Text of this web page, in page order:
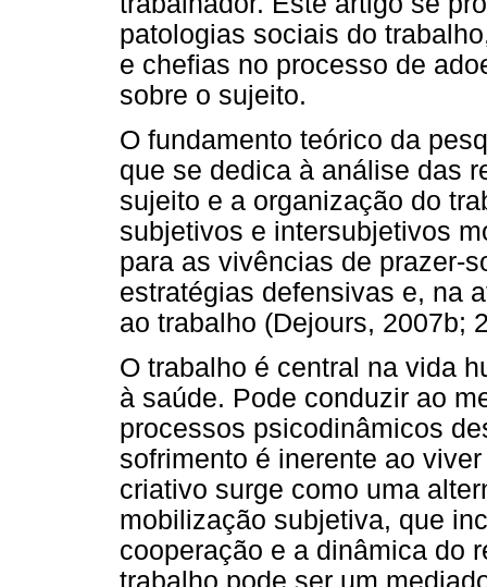
patologias sociais do
e chefias no processo de
sobre o sujeito.
O fundamento teórico da
que se dedica à análise das
sujeito e a organização do
subjetivos e intersubjetivos
para as vivências de prazer-
estratégias defensivas e, na
ao trabalho (Dejours, 2007b;
O trabalho é central na vida
à saúde. Pode conduzir ao
processos psicodinâmicos
sofrimento é inerente ao
criativo surge como uma
mobilização subjetiva, que
cooperação e a dinâmica do
trabalho pode ser um